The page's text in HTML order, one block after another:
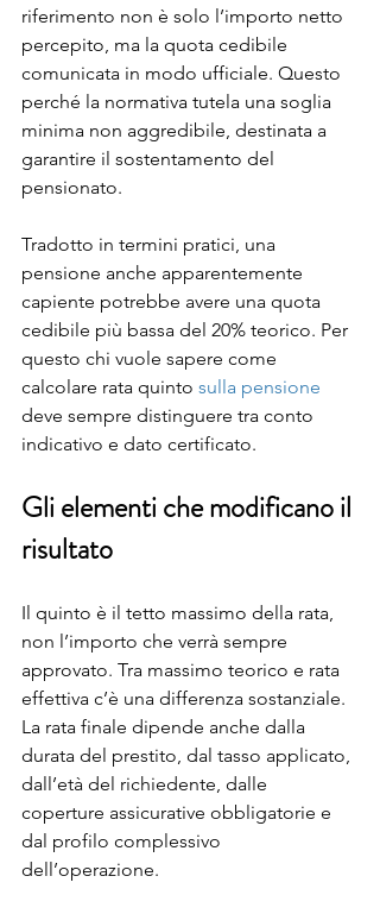
riferimento non è solo l’importo netto
percepito, ma la quota cedibile
comunicata in modo ufficiale. Questo
perché la normativa tutela una soglia
minima non aggredibile, destinata a
garantire il sostentamento del
pensionato.
Tradotto in termini pratici, una
pensione anche apparentemente
capiente potrebbe avere una quota
cedibile più bassa del 20% teorico. Per
questo chi vuole sapere come
calcolare rata quinto sulla pensione
deve sempre distinguere tra conto
indicativo e dato certificato.
Gli elementi che modificano il
risultato
Il quinto è il tetto massimo della rata,
non l’importo che verrà sempre
approvato. Tra massimo teorico e rata
effettiva c’è una differenza sostanziale.
La rata finale dipende anche dalla
durata del prestito, dal tasso applicato,
dall’età del richiedente, dalle
coperture assicurative obbligatorie e
dal profilo complessivo
dell’operazione.